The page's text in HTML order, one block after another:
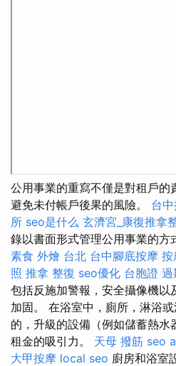
公用事業的重寫不僅是對租戶的
避免未付帳戶後果的風險。 台
所 seo是什么 玄濟宮_康復推拿
錄以書面形式管理公用事業的方
素食 外燴 台北 台中腳底按摩 按
照 推拿 整復 seo優化 台胞證 過
包括反施加警報，安全攝像機以
加固。 在浴室中，廁所，淋浴
的，升級的設備（例如儲蓄熱水
租金的吸引力。 天母 撥筋 seo
大甲按摩 local seo 廚房和浴室